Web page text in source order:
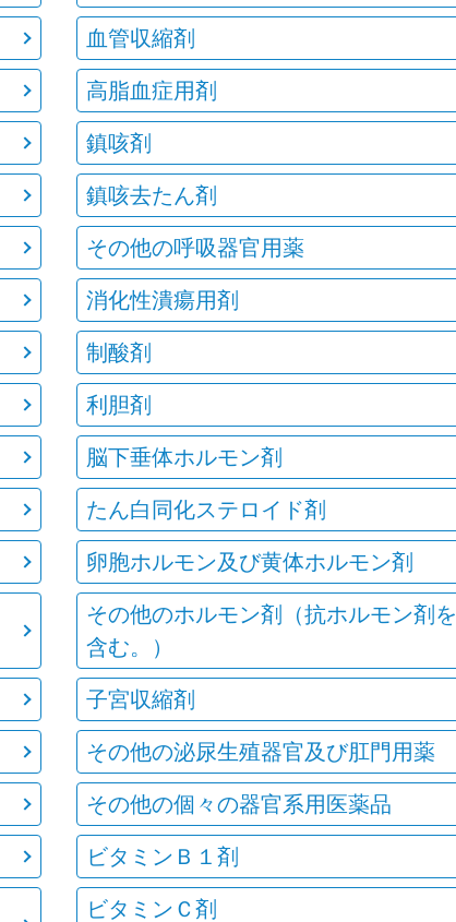
血管収縮剤
高脂血症用剤
鎮咳剤
鎮咳去たん剤
その他の呼吸器官用薬
消化性潰瘍用剤
制酸剤
利胆剤
脳下垂体ホルモン剤
たん白同化ステロイド剤
卵胞ホルモン及び黄体ホルモン剤
その他のホルモン剤（抗ホルモン剤を
含む。）
子宮収縮剤
その他の泌尿生殖器官及び肛門用薬
その他の個々の器官系用医薬品
ビタミンＢ１剤
ビタミンＣ剤